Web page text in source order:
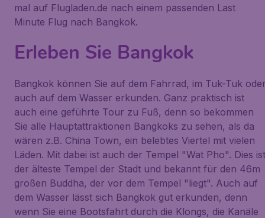
mal auf Flugladen.de nach einem passenden Last
Minute Flug nach Bangkok.
Erleben Sie Bangkok
Bangkok können Sie auf dem Fahrrad, im Tuk-Tuk
auch auf dem Wasser erkunden. Ganz praktisch ist
auch eine geführte Tour zu Fuß, denn so bekommen
Sie alle Hauptattraktionen Bangkoks zu sehen, als da
wären z.B. China Town, ein belebtes Viertel mit vielen
Läden. Mit dabei ist auch der Tempel "Wat Pho". Dies ist
der älteste Tempel der Stadt und bekannt für den 46m
großen Buddha, der vor dem Tempel "liegt". Auch auf
dem Wasser lässt sich Bangkok gut erkunden, denn
wenn Sie eine Bootsfahrt durch die Klongs, die Kanäle